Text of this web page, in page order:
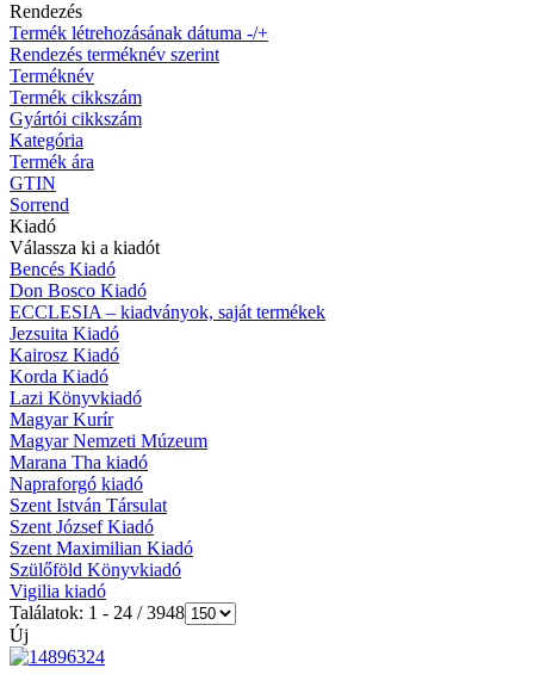
Rendezés
Termék létrehozásának dátuma -/+
Rendezés terméknév szerint
Terméknév
Termék cikkszám
Gyártói cikkszám
Kategória
Termék ára
GTIN
Sorrend
Kiadó
Válassza ki a kiadót
Bencés Kiadó
Don Bosco Kiadó
ECCLESIA – kiadványok, saját termékek
Jezsuita Kiadó
Kairosz Kiadó
Korda Kiadó
Lazi Könyvkiadó
Magyar Kurír
Magyar Nemzeti Múzeum
Marana Tha kiadó
Napraforgó kiadó
Szent István Társulat
Szent József Kiadó
Szent Maximilian Kiadó
Szülőföld Könyvkiadó
Vigilia kiadó
Találatok: 1 - 24 / 3948
Új